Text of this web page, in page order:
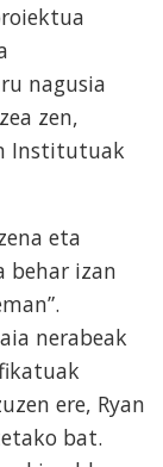
nagusia
zen,
Institutuak
eta
behar izan
nerabeak
ere, Ryan
bat.